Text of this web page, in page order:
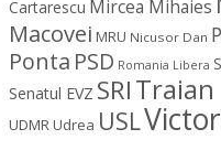
Cartarescu Mircea Mihaies
Macovei MRU Nicusor Dan
Ponta PSD Romania Libera
Senatul EVZ SRITraian
UDMRUdrea USL